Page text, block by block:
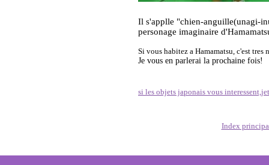
Il s'applle "chien-anguille(unagi-
personage imaginaire
Si vous habitez a Hamamatsu, c'est tres
Je vous en parlerai la prochaine fois!
si les objets japonais vous
Index